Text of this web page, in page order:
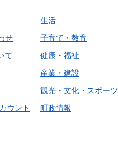
せ
て
ウント
生活
子育て・教育
健康・福祉
産業・建設
観光・文化・スポーツ
町政情報